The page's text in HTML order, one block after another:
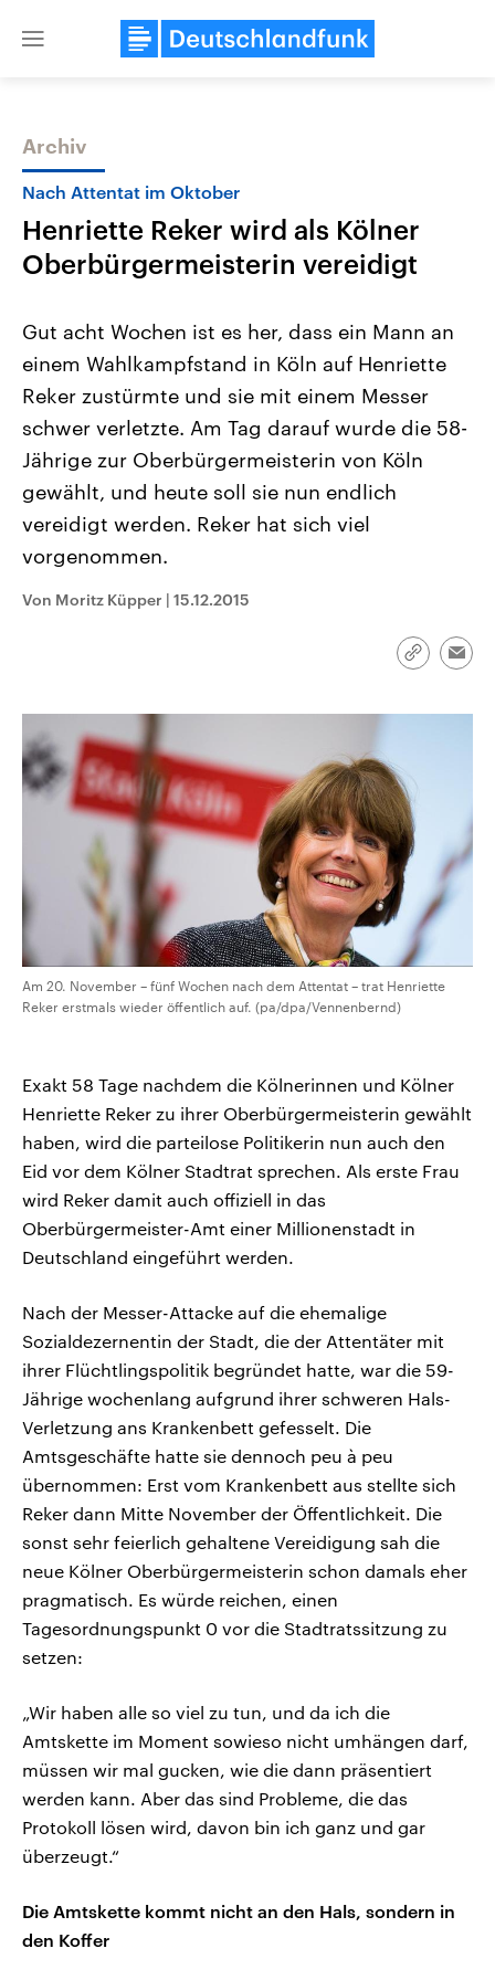
Close
Themen
Landtagswahl Sachsen-Anhalt
2026
Alle Informationen
Sachsen-Anhalt wählt am 6.
September 2026 einen neuen
Landtag. Seit 2021 wird das
Bundesland von einer Koalition aus
CDU, SPD und FDP regiert.-
Umfragen, Prognosen,
und Hintergründe zu den Parteien
Wahl.
USA
Aktuelle Beiträge,
Hintergründe
Wirtschaftlich und
gehören die Vereinigten
den mächtigsten Ländern
mit großem Einfluss auf
Sendungen Programm
Archiv
Nach Attentat im Oktober
Henriette Reker wird als Kölner
Oberbürgermeisterin vereidigt
Gut acht Wochen ist es her, dass ein Mann an
einem Wahlkampfstand in Köln auf Henriette
Reker zustürmte und sie mit einem Messer
schwer verletzte. Am Tag darauf wurde die 58-
Jährige zur Oberbürgermeisterin von Köln
gewählt, und heute soll sie nun endlich
vereidigt werden. Reker hat sich viel
vorgenommen.
Von Moritz Küpper | 15.12.2015
Link
Am 20. November – fünf Wochen nach dem Attentat – trat Henriette
Reker erstmals wieder öffentlich auf. (pa/dpa/Vennenbernd)
Exakt 58 Tage nachdem die Kölnerinnen und Kölner
Henriette Reker zu ihrer Oberbürgermeisterin gewählt
haben, wird die parteilose Politikerin nun auch den
Eid vor dem Kölner Stadtrat sprechen. Als erste Frau
wird Reker damit auch offiziell in das
Oberbürgermeister-Amt einer Millionenstadt in
Deutschland eingeführt werden.
Nach der Messer-Attacke auf die ehemalige
Sozialdezernentin der Stadt, die der Attentäter mit
ihrer Flüchtlingspolitik begründet hatte, war die 59-
Jährige wochenlang aufgrund ihrer schweren Hals-
Verletzung ans Krankenbett gefesselt. Die
Amtsgeschäfte hatte sie dennoch peu à peu
übernommen: Erst vom Krankenbett aus stellte sich
Reker dann Mitte November der Öffentlichkeit. Die
sonst sehr feierlich gehaltene Vereidigung sah die
neue Kölner Oberbürgermeisterin schon damals eher
pragmatisch. Es würde reichen, einen
Tagesordnungspunkt 0 vor die Stadtratssitzung zu
setzen:
„Wir haben alle so viel zu tun, und da ich die
Amtskette im Moment sowieso nicht umhängen darf,
müssen wir mal gucken, wie die dann präsentiert
werden kann. Aber das sind Probleme, die das
Protokoll lösen wird, davon bin ich ganz und gar
überzeugt.“
Die Amtskette kommt nicht an den Hals, sondern in
den Koffer